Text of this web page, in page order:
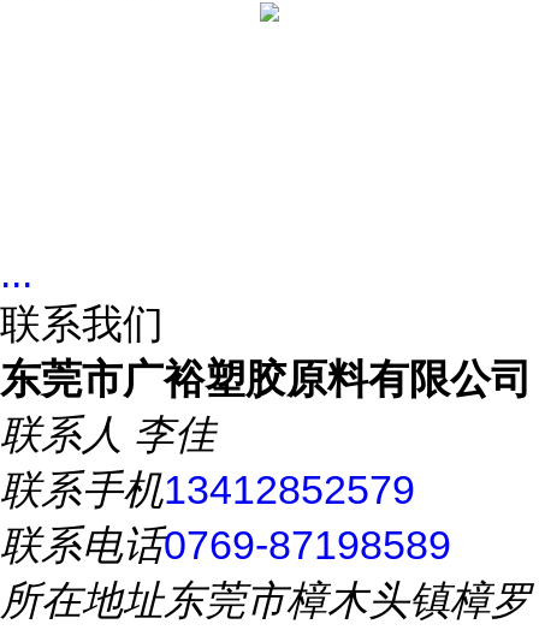
...
联系我们
东莞市广裕塑胶原料有限公司
联系人 李佳
联系手机13412852579
联系电话0769-87198589
所在地址东莞市樟木头镇樟罗